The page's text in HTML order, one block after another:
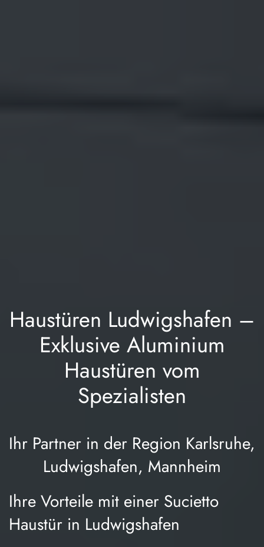
Haustüren Ludwigshafen –
Exklusive Aluminium
Haustüren vom
Spezialisten
Ihr Partner in der Region Karlsruhe,
Ludwigshafen, Mannheim
Ihre Vorteile mit einer Sucietto
Haustür in Ludwigshafen